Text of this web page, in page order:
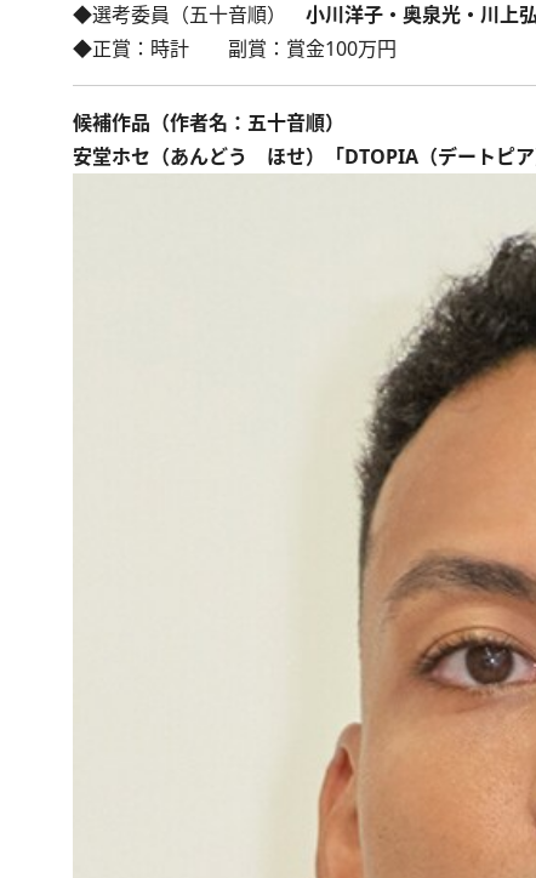
◆選考委員（五十音順） 小川洋子・奥泉光・川上
◆正賞：時計 副賞：賞金100万円
候補作品（作者名：五十音順）
安堂ホセ（あんどう ほせ）「DTOPIA（デートピ